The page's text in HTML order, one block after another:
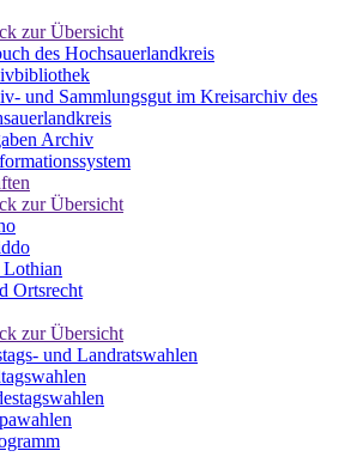
zur Übersicht
des Hochsauerlandkreis
und Sammlungsgut im Kreisarchiv des
Archiv
zur Übersicht
Lothian
Ortsrecht
zur Übersicht
und Landratswahlen